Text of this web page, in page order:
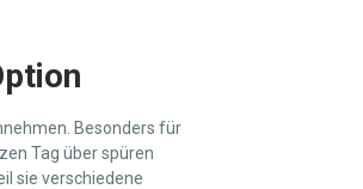
Besonders für
Tag über spüren
sie verschiedene